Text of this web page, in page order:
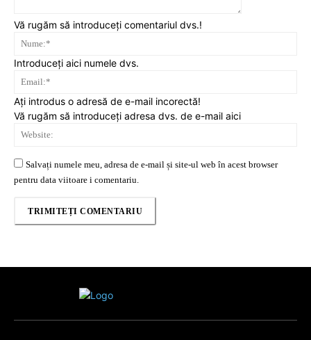
Vă rugăm să introduceți comentariul dvs.!
Introduceți aici numele dvs.
Ați introdus o adresă de e-mail incorectă!
Vă rugăm să introduceți adresa dvs. de e-mail aici
Salvați numele meu, adresa de e-mail și site-ul web în acest browser
pentru data viitoare i comentariu.